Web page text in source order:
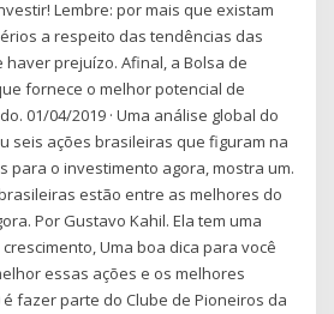
Lembre: por mais que existam
a respeito das tendências das
haver prejuízo. Afinal, a Bolsa de
fornece o melhor potencial de
01/04/2019 · Uma análise global do
seis ações brasileiras que figuram na
para o investimento agora, mostra um.
estão entre as melhores do
Por Gustavo Kahil. Ela tem uma
Uma boa dica para você
essas ações e os melhores
fazer parte do Clube de Pioneiros da